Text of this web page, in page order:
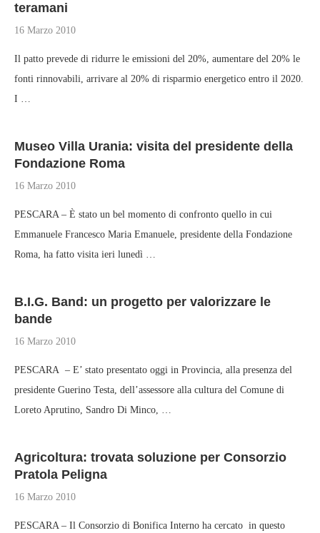
teramani
16 Marzo 2010
Il patto prevede di ridurre le emissioni del 20%, aumentare del 20% le
fonti rinnovabili, arrivare al 20% di risparmio energetico entro il 2020.
I …
Museo Villa Urania: visita del presidente della
Fondazione Roma
16 Marzo 2010
PESCARA – È stato un bel momento di confronto quello in cui
Emmanuele Francesco Maria Emanuele, presidente della Fondazione
Roma, ha fatto visita ieri lunedì …
B.I.G. Band: un progetto per valorizzare le
bande
16 Marzo 2010
PESCARA – E’ stato presentato oggi in Provincia, alla presenza del
presidente Guerino Testa, dell’assessore alla cultura del Comune di
Loreto Aprutino, Sandro Di Minco, …
Agricoltura: trovata soluzione per Consorzio
Pratola Peligna
16 Marzo 2010
PESCARA – Il Consorzio di Bonifica Interno ha cercato in questo